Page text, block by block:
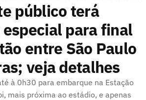
público terá
para final
entre São Paulo
veja detalhes
à 0h30 para embarque na Estação
mais próxima ao estádio, e apenas